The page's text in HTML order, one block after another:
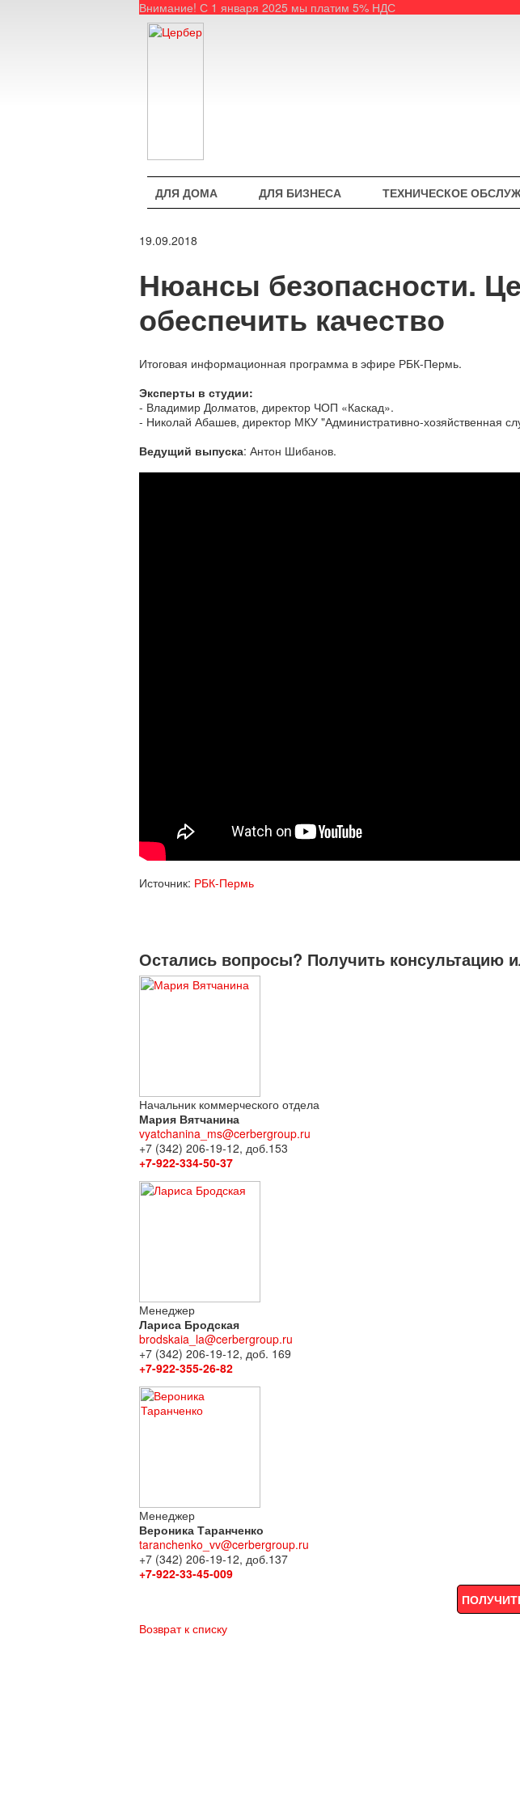
Внимание! С 1 января 2025 мы платим 5% НДС
ДЛЯ ДОМА ДЛЯ БИЗНЕСА ТЕХНИЧЕСКОЕ
19.09.2018
Нюансы безопасности.
обеспечить качество
Итоговая информационная программа в эфире РБК-Пермь.
Эксперты в студии:
- Владимир Долматов, директор ЧОП «Каскад».
- Николай Абашев, директор МКУ "Административно-хозяйственная
Ведущий выпуска: Антон Шибанов.
Источник: РБК-Пермь
Остались вопросы? Получить консультацию
Начальник коммерческого отдела
Мария Вятчанина
vyatchanina_ms@cerbergroup.ru
+7 (342) 206-19-12, доб.153
+7-922-334-50-37
Менеджер
Лариса Бродская
brodskaia_la@cerbergroup.ru
+7 (342) 206-19-12, доб. 169
+7-922-355-26-82
Менеджер
Вероника Таранченко
taranchenko_vv@cerbergroup.ru
+7 (342) 206-19-12, доб.137
+7-922-33-45-009
Возврат к списку